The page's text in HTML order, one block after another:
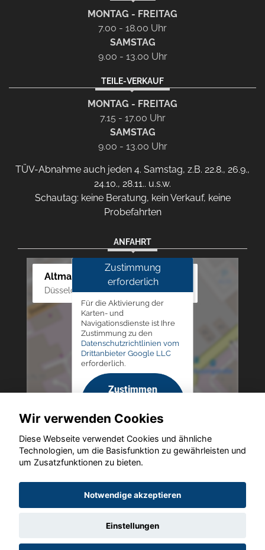
MONTAG - FREITAG
7.00 - 18.00 Uhr
SAMSTAG
9.00 - 13.00 Uhr
TEILE-VERKAUF
MONTAG - FREITAG
7.15 - 17.00 Uhr
SAMSTAG
9.00 - 13.00 Uhr
TÜV-Abnahme auch jeden 4. Samstag, z.B. 22.8., 26.9.,
24.10., 28.11.. u.s.w.
Schautag: keine Beratung, kein Verkauf, keine
Probefahrten
ANFAHRT
Altmann Autoland
Düsseldorfer Str. 69 - 79, 42781 Haan
Zustimmung
erforderlich
Für die Aktivierung der
Karten- und
Navigationsdienste ist Ihre
Zustimmung zu den
Datenschutzrichtlinien vom
Drittanbieter Google LLC
erforderlich.
Zustimmen
aktivieren
Copyright © 2026. Altmann Autoland
Wir verwenden Cookies
Diese Webseite verwendet Cookies und ähnliche
Technologien, um die Basisfunktion zu gewährleisten und
um Zusatzfunktionen zu bieten.
Notwendige akzeptieren
Einstellungen